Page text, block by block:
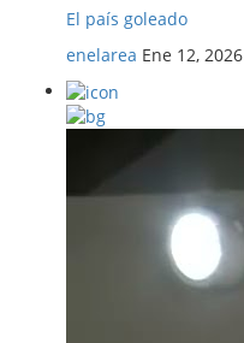
El país goleado
enelarea Ene 12, 2026